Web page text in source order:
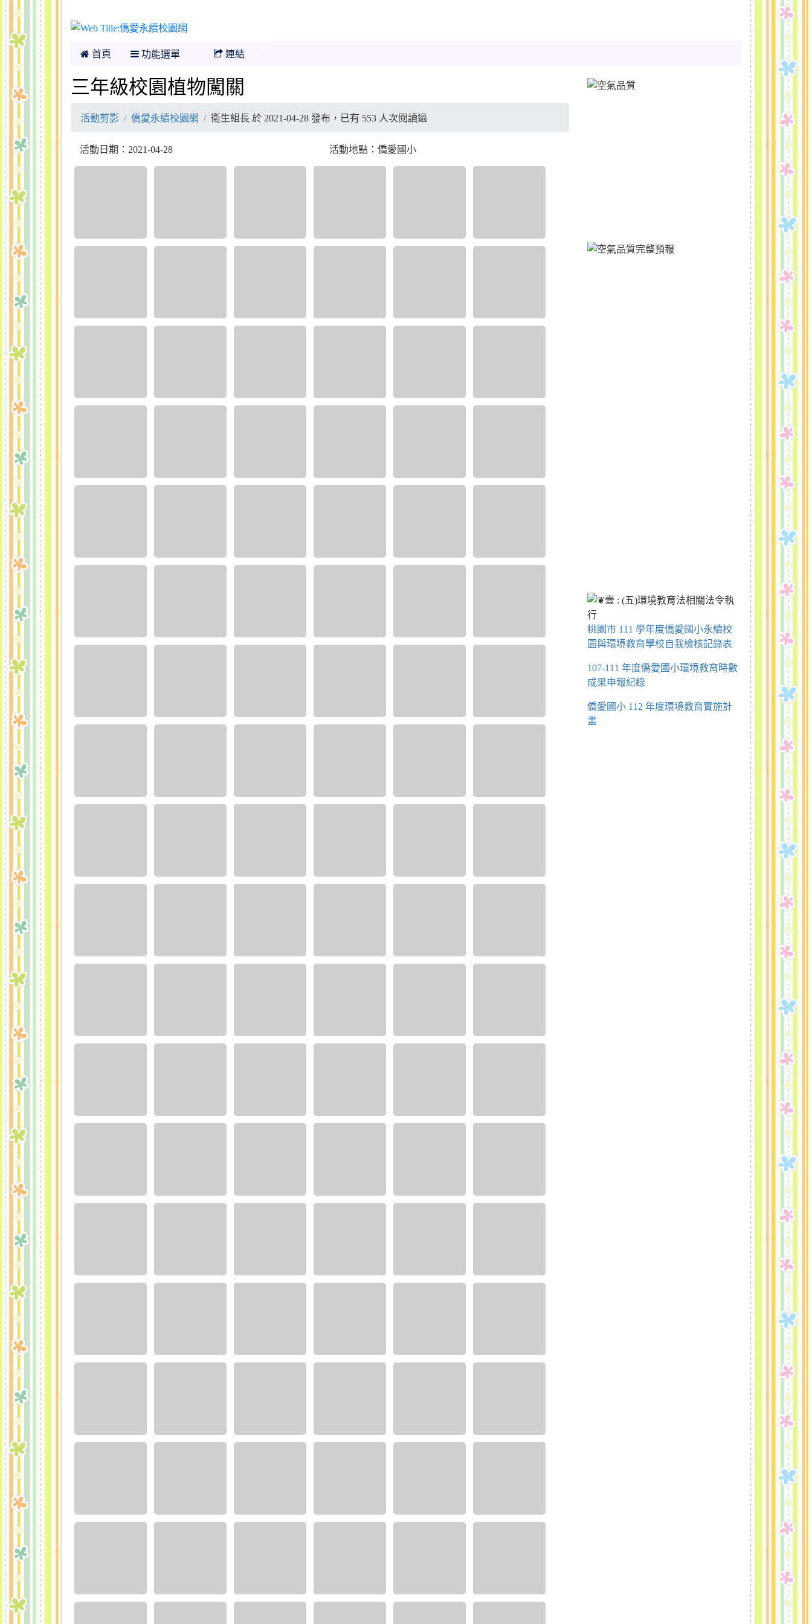
首頁 功能選單 連結
三年級校園植物闖關
活動剪影 僑愛永續校園網 衛生組長 於 2021-04-28 發布，已有 553 人次閱讀過
活動日期：2021-04-28 活動地點：僑愛國小
桃園市 111 學年度僑愛國小永續校
園與環境教育學校自我檢核記錄表
107-111 年度僑愛國小環境教育時數
成果申報紀錄
僑愛國小 112 年度環境教育實施計
畫